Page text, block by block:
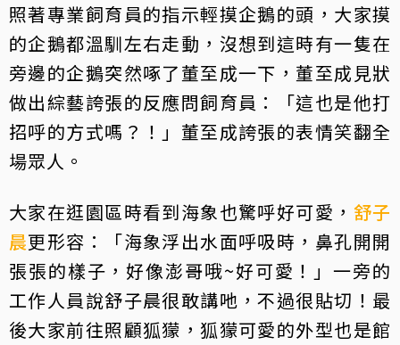
照著專業飼育員的指示輕摸企鵝的頭，大家摸
的企鵝都溫馴左右走動，沒想到這時有一隻在
旁邊的企鵝突然啄了董至成一下，董至成見狀
做出綜藝誇張的反應問飼育員：「這也是他打
招呼的方式嗎？！」董至成誇張的表情笑翻全
場眾人。
大家在逛園區時看到海象也驚呼好可愛， 舒子
晨更形容：「海象浮出水面呼吸時，鼻孔開開
張張的樣子，好像澎哥哦~好可愛！」一旁的
工作人員說舒子晨很敢講吔，不過很貼切！最
後大家前往照顧狐獴，狐獴可愛的外型也是館